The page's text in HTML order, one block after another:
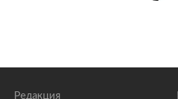
Редакция